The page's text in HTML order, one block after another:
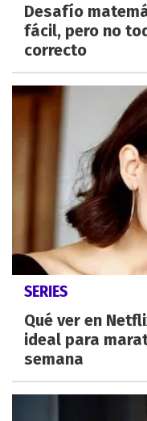
Desafío
fácil, pero no
correcto
SERIES
Qué ver en
ideal para
semana